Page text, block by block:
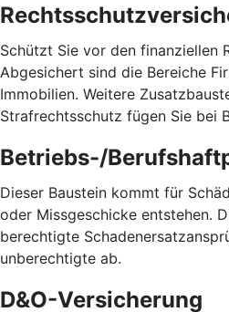
Schützt Sie vor den finanziellen
Abgesichert sind die Bereiche
Immobilien. Weitere
Strafrechtsschutz fügen Sie bei
Betriebs-/
Dieser Baustein kommt für
oder Missgeschicke entstehen.
berechtigte
unberechtigte ab.
D&O-Versicherung